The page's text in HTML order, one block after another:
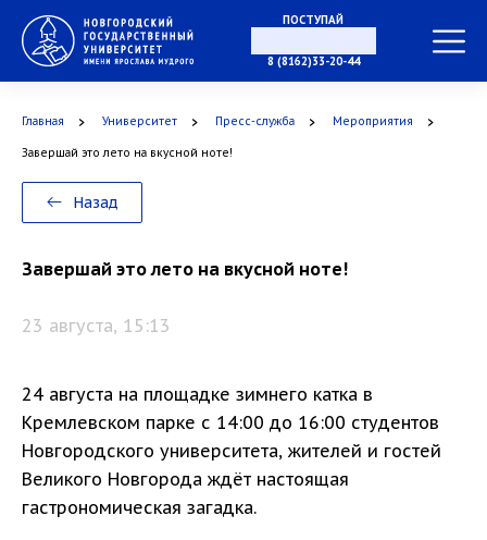
ПОСТУПАЙ
8 (8162)33-20-44
Главная Университет Пресс-служба Мероприятия
Завершай это лето на вкусной ноте!
Назад
Завершай это лето на вкусной ноте!
23 августа, 15:13
24 августа на площадке зимнего катка в
Кремлевском парке с 14:00 до 16:00 студентов
Новгородского университета, жителей и гостей
Великого Новгорода ждёт настоящая
гастрономическая загадка.